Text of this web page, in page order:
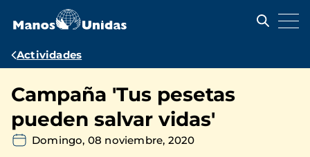
contenido
Ruta
navegación
Actividades
Campaña 'Tus pesetas
pueden salvar vidas'
Domingo, 08 noviembre, 2020